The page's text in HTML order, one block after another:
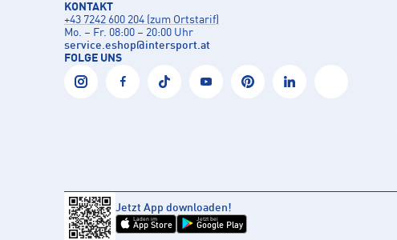
KONTAKT
+43 7242 600 204 (zum Ortstarif)
Mo. – Fr. 08:00 – 20:00 Uhr
service.eshop@intersport.at
FOLGE UNS
Jetzt App downloaden!
Laden im
App Store
Jetzt bei
Google Play